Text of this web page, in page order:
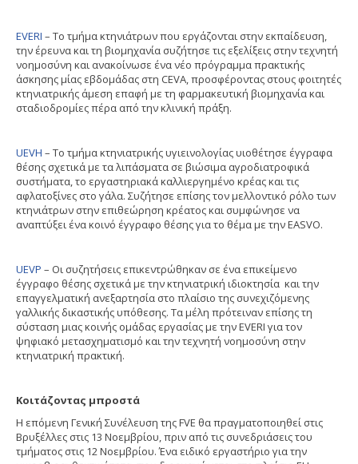
EVERI – Το τμήμα κτηνιάτρων που εργάζονται στην εκπαίδευση,
την έρευνα και τη βιομηχανία συζήτησε τις εξελίξεις στην τεχνητή
νοημοσύνη και ανακοίνωσε ένα νέο πρόγραμμα πρακτικής
άσκησης μίας εβδομάδας στη CEVA, προσφέροντας στους φοιτητές
κτηνιατρικής άμεση επαφή με τη φαρμακευτική βιομηχανία και
σταδιοδρομίες πέρα ​​από την κλινική πράξη.
UEVH – Το τμήμα κτηνιατρικής υγιεινολογίας υιοθέτησε έγγραφα
θέσης σχετικά με τα λιπάσματα σε βιώσιμα αγροδιατροφικά
συστήματα, το εργαστηριακά καλλιεργημένο κρέας και τις
αφλατοξίνες στο γάλα. Συζήτησε επίσης τον μελλοντικό ρόλο των
κτηνιάτρων στην επιθεώρηση κρέατος και συμφώνησε να
αναπτύξει ένα κοινό έγγραφο θέσης για το θέμα με την EASVO.
UEVP – Οι συζητήσεις επικεντρώθηκαν σε ένα επικείμενο
έγγραφο θέσης σχετικά με την κτηνιατρική ιδιοκτησία και την
επαγγελματική ανεξαρτησία στο πλαίσιο της συνεχιζόμενης
γαλλικής δικαστικής υπόθεσης. Τα μέλη πρότειναν επίσης τη
σύσταση μιας κοινής ομάδας εργασίας με την EVERI για τον
ψηφιακό μετασχηματισμό και την τεχνητή νοημοσύνη στην
κτηνιατρική πρακτική.
Κοιτάζοντας μπροστά
Η επόμενη Γενική Συνέλευση της FVE θα πραγματοποιηθεί στις
Βρυξέλλες στις 13 Νοεμβρίου, πριν από τις συνεδριάσεις του
τμήματος στις 12 Νοεμβρίου. Ένα ειδικό εργαστήριο για την